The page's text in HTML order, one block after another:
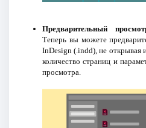
Предварительный
Теперь вы можете
InDesign (.indd), не открывая
количество страниц и
просмотра.